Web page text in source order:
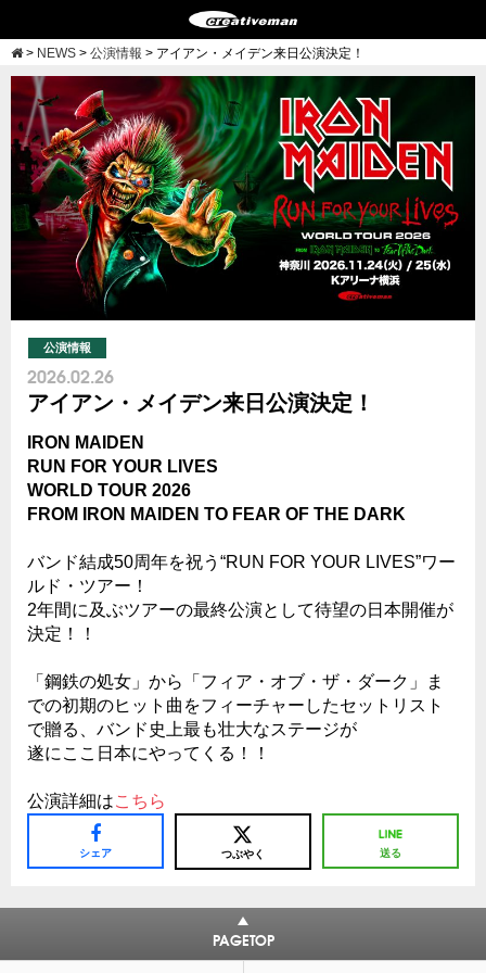
> NEWS > 公演情報 > アイアン・メイデン来日公演決定！
公演情報
2026.02.26
アイアン・メイデン来日公演決定！
IRON MAIDEN
RUN FOR YOUR LIVES
WORLD TOUR 2026
FROM IRON MAIDEN TO FEAR OF THE DARK
バンド結成50周年を祝う“RUN FOR YOUR LIVES”ワー
ルド・ツアー！
2年間に及ぶツアーの最終公演として待望の日本開催が
決定！！
「鋼鉄の処女」から「フィア・オブ・ザ・ダーク」ま
での初期のヒット曲をフィーチャーしたセットリスト
で贈る、バンド史上最も壮大なステージが
遂にここ日本にやってくる！！
公演詳細はこちら
シェア つぶやく 送る
PAGETOP